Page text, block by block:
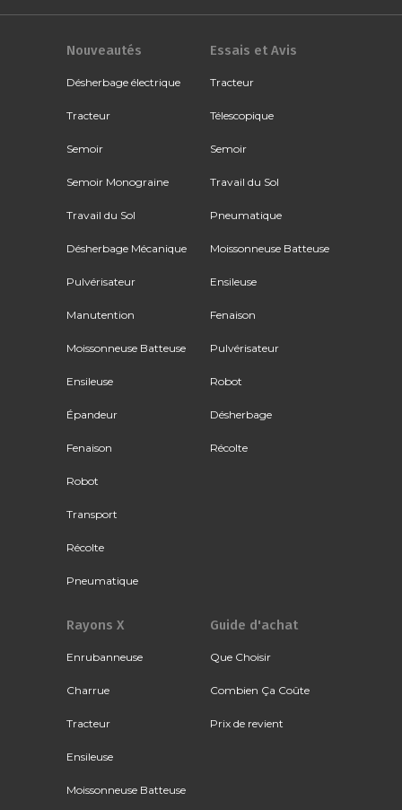
Nouveautés
Désherbage électrique
Tracteur
Semoir
Semoir Monograine
Travail du Sol
Désherbage Mécanique
Pulvérisateur
Manutention
Moissonneuse Batteuse
Ensileuse
Épandeur
Fenaison
Robot
Transport
Récolte
Pneumatique
Essais et Avis
Tracteur
Télescopique
Semoir
Travail du Sol
Pneumatique
Moissonneuse Batteuse
Ensileuse
Fenaison
Pulvérisateur
Robot
Désherbage
Récolte
Rayons X
Enrubanneuse
Charrue
Tracteur
Ensileuse
Moissonneuse Batteuse
Guide d'achat
Que Choisir
Combien Ça Coûte
Prix de revient